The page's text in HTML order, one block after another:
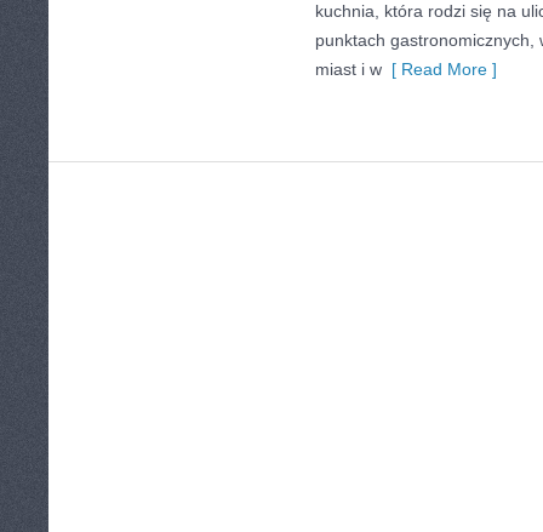
kuchnia, która rodzi się na
punktach gastronomicznych,
miast i w [ Read More ]